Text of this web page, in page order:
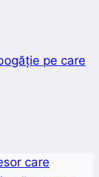
pe care